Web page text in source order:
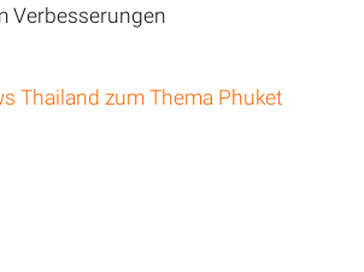
Verbesserungen
Thailand zum Thema Phuket